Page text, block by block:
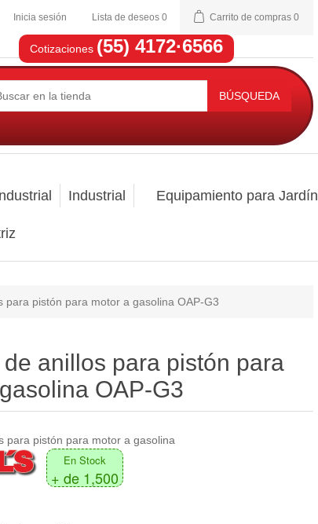
Inicia sesión Lista de deseos 0 Carrito de compras 0
Cotizaciones (55) 4172·6566
BÚSQUEDA
Industrial Equipamiento para Jardín
para pistón para motor a gasolina OAP-G3
anillos para pistón para
OAP-G3
para pistón para motor a gasolina
En Stock
+ de 1,500